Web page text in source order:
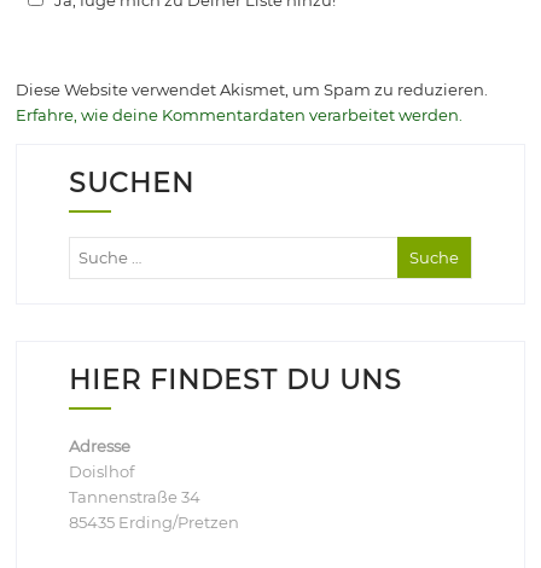
Diese Website verwendet Akismet, um Spam zu reduzieren.
Erfahre, wie deine Kommentardaten verarbeitet werden.
SUCHEN
HIER FINDEST DU UNS
Adresse
Doislhof
Tannenstraße 34
85435 Erding/Pretzen